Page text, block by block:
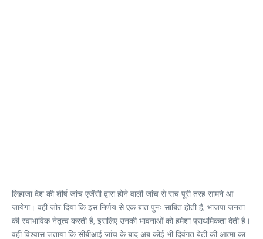
लिहाजा देश की शीर्ष जांच एजेंसी द्वारा होने वाली जांच से सच पूरी तरह सामने आ
जायेगा। वहीं जोर दिया कि इस निर्णय से एक बात पुनः साबित होती है, भाजपा जनता
की स्वाभाविक नेतृत्व करती है, इसलिए उनकी भावनाओं को हमेशा प्राथमिकता देती है।
वहीं विश्वास जताया कि सीबीआई जांच के बाद अब कोई भी दिवंगत बेटी की आत्मा का